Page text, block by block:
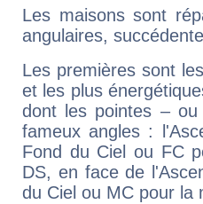
Les maisons sont
angulaires,
Les premières sont
et les plus
dont les pointes –
fameux angles :
Fond du Ciel ou FC
DS, en face de
du Ciel ou MC pour la